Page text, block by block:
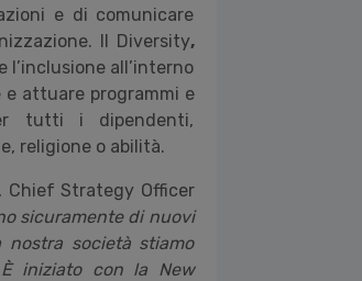
e di comunicare
Il Diversity,
l’inclusione all’interno
e attuare programmi e
tutti i dipendenti,
religione o abilità.
Chief Strategy Officer
sicuramente di nuovi
società stiamo
iniziato con la New